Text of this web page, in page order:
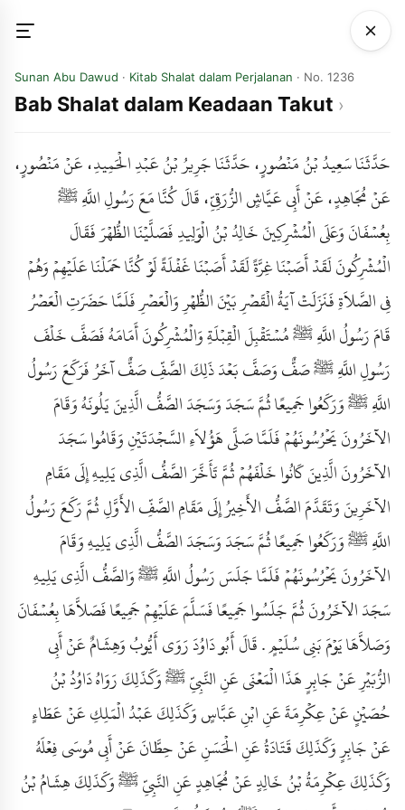
Sunan Abu Dawud · Kitab Shalat dalam Perjalanan · No. 1236
Bab Shalat dalam Keadaan Takut
حَدَّثَنَا سَعِيدُ بْنُ مَنْصُورٍ، حَدَّثَنَا جَرِيرُ بْنُ عَبْدِ الْحَمِيدِ، عَنْ مَنْصُورٍ،
عَنْ مُجَاهِدٍ، عَنْ أَبِي عَيَّاشٍ الزُّرَقِيِّ، قَالَ كُنَّا مَعَ رَسُولِ اللَّهِ ﷺ
بِعُسْفَانَ وَعَلَى الْمُشْرِكِينَ خَالِدُ بْنُ الْوَلِيدِ فَصَلَّيْنَا الظُّهْرَ فَقَالَ
الْمُشْرِكُونَ لَقَدْ أَصَبْنَا غِرَّةً لَقَدْ أَصَبْنَا غَفْلَةً لَوْ كُنَّا حَمَلْنَا عَلَيْهِمْ وَهُمْ
فِي الصَّلاَةِ فَنَزَلَتْ آيَةُ الْقَصْرِ بَيْنَ الظُّهْرِ وَالْعَصْرِ فَلَمَّا حَضَرَتِ الْعَصْرُ
قَامَ رَسُولُ اللَّهِ ﷺ مُسْتَقْبِلَ الْقِبْلَةِ وَالْمُشْرِكُونَ أَمَامَهُ فَصَفَّ خَلْفَ
رَسُولِ اللَّهِ ﷺ صَفٌّ وَصَفَّ بَعْدَ ذَلِكَ الصَّفِّ صَفٌّ آخَرُ فَرَكَعَ رَسُولُ
اللَّهِ ﷺ وَرَكَعُوا جَمِيعًا ثُمَّ سَجَدَ وَسَجَدَ الصَّفُّ الَّذِينَ يَلُونَهُ وَقَامَ
الآخَرُونَ يَحْرُسُونَهُمْ فَلَمَّا صَلَّى هَؤُلاَءِ السَّجْدَتَيْنِ وَقَامُوا سَجَدَ
الآخَرُونَ الَّذِينَ كَانُوا خَلْفَهُمْ ثُمَّ تَأَخَّرَ الصَّفُّ الَّذِي يَلِيهِ إِلَى مَقَامِ
الآخَرِينَ وَتَقَدَّمَ الصَّفُّ الأَخِيرُ إِلَى مَقَامِ الصَّفِّ الأَوَّلِ ثُمَّ رَكَعَ رَسُولُ
اللَّهِ ﷺ وَرَكَعُوا جَمِيعًا ثُمَّ سَجَدَ وَسَجَدَ الصَّفُّ الَّذِي يَلِيهِ وَقَامَ
الآخَرُونَ يَحْرُسُونَهُمْ فَلَمَّا جَلَسَ رَسُولُ اللَّهِ ﷺ وَالصَّفُّ الَّذِي يَلِيهِ
سَجَدَ الآخَرُونَ ثُمَّ جَلَسُوا جَمِيعًا فَسَلَّمَ عَلَيْهِمْ جَمِيعًا فَصَلاَّهَا بِعُسْفَانَ
وَصَلاَّهَا يَوْمَ بَنِي سُلَيْمٍ . قَالَ أَبُو دَاوُدَ رَوَى أَيُّوبُ وَهِشَامٌ عَنْ أَبِي
الزُّبَيْرِ عَنْ جَابِرٍ هَذَا الْمَعْنَى عَنِ النَّبِيِّ ﷺ وَكَذَلِكَ رَوَاهُ دَاوُدُ بْنُ
حُصَيْنٍ عَنْ عِكْرِمَةَ عَنِ ابْنِ عَبَّاسٍ وَكَذَلِكَ عَبْدُ الْمَلِكِ عَنْ عَطَاءٍ
عَنْ جَابِرٍ وَكَذَلِكَ قَتَادَةُ عَنِ الْحَسَنِ عَنْ حِطَّانَ عَنْ أَبِي مُوسَى فِعْلَهُ
وَكَذَلِكَ عِكْرِمَةُ بْنُ خَالِدٍ عَنْ مُجَاهِدٍ عَنِ النَّبِيِّ ﷺ وَكَذَلِكَ هِشَامُ بْنُ